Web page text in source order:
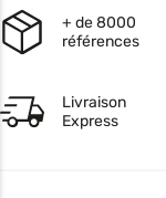
+ de 8000
références
Livraison
Express